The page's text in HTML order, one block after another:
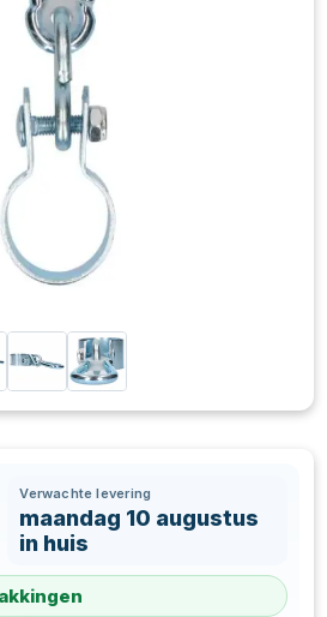
Verwachte levering
maandag 10 augustus
in huis